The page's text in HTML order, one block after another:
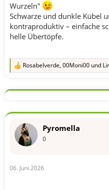
Wurzeln"
Schwarze und dunkle Kübel
kontraproduktiv – einfache
helle Übertöpfe.
R
k
o
e
n
Rosabelverde, 00Moni00 und
Pyromella
0
06. Juni 2026